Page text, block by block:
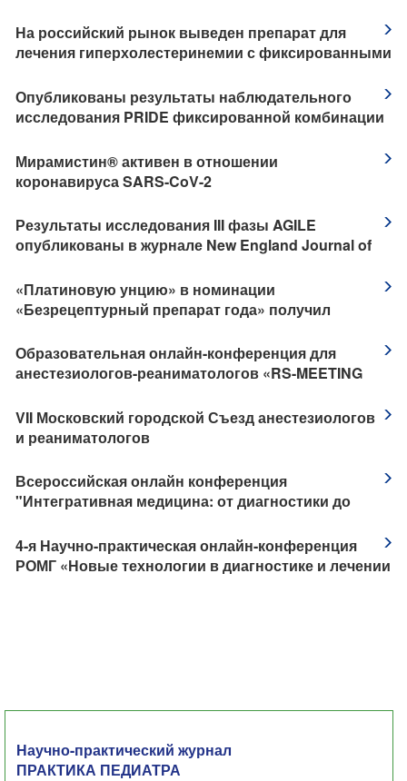
анкилозирующим спондилитом
На российский рынок выведен препарат для
лечения гиперхолестеринемии с фиксированными
капсуле
Опубликованы результаты наблюдательного
исследования PRIDE фиксированной комбинации
​Мирамистин® активен в отношении
коронавируса SARS-CoV-2
Результаты исследования III фазы AGILE
опубликованы в журнале New England Journal of
«Платиновую унцию» в номинации
«Безрецептурный препарат года» получил
Образовательная онлайн-конференция для
анестезиологов-реаниматологов «RS-MEETING
​VII Московский городской Съезд анестезиологов
и реаниматологов
​Всероссийская онлайн конференция
"Интегративная медицина: от диагностики до
​4-я Научно-практическая онлайн-конференция
РОМГ «Новые технологии в диагностике и лечении
Научно-практический журнал
ПРАКТИКА ПЕДИАТРА